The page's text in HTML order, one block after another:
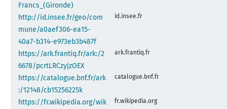
Francs_(Gironde)
http://id.insee.fr/geo/com
mune/a0aef306-ea15-
40a7-b314-e973eb3b487f
id.insee.fr
https://ark.frantiq.fr/ark:/2
6678/pcrtLRCzyjzOEX
ark.frantiq.fr
https://catalogue.bnf.fr/ark
:/12148/cb15256225k
catalogue.bnf.fr
https://fr.wikipedia.org/wik
fr.wikipedia.org